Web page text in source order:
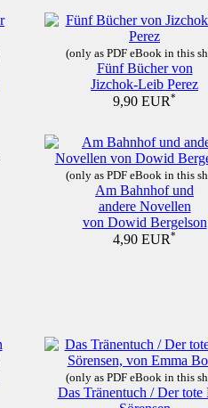
(only as PDF eBook in this
Fünf Bücher von
Jizchok-Leib Perez
9,90 EUR*
(only as PDF eBook in this
Am Bahnhof und
andere Novellen
von Dowid Bergelson
4,90 EUR*
(only as PDF eBook in this
Das Tränentuch / Der tote